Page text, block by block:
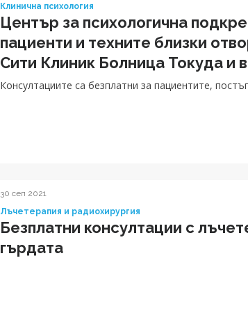
Клинична психология
Център за психологична
пациенти и техните близки
Сити Клиник Болница Токуда и
Консултациите са безплатни за пациентите,
30 сеп 2021
Лъчетерапия и радиохирургия
Безплатни консултации с
гърдата